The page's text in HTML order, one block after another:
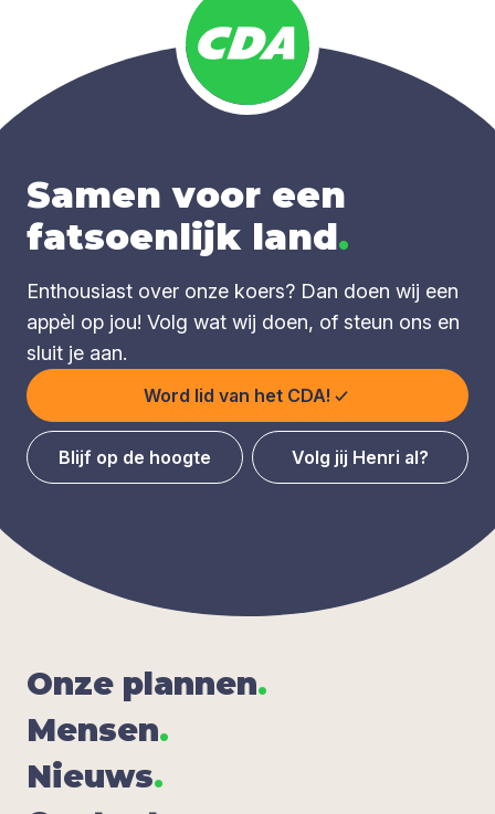
Samen voor een
fatsoenlijk land.
Enthousiast over onze koers? Dan doen wij een
appèl op jou! Volg wat wij doen, of steun ons en
sluit je aan.
Word lid van het CDA!
Blijf op de hoogte Volg jij Henri al?
Onze plan­nen.
Men­sen.
Nieuws.